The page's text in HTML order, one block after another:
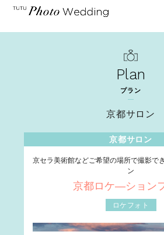
Top
Pickup
Plan
Salon
Flow
Plan
プラン
京都サロン
京都サロン
京セラ美術館などご希望の場所で撮影で
ン
京都ロケ―ション
ロケフォト